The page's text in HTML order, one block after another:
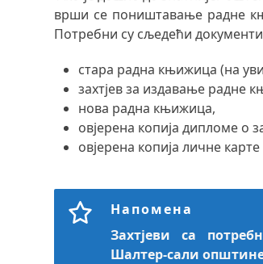
врши се поништавање радне
Потребни су сљедећи
стара радна књижица (на
захтјев за издавање радне
нова радна књижица,
овјерена копија дипломе о
овјерена копија личне
Напомена
Захтјеви са
Шалтер-сали